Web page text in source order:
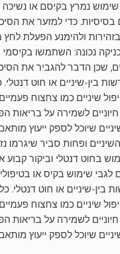
3. שבר שן: נדירים, שימוש נמרץ
כדי למזער את
בזהירות ולהימנע הפעלת
החניכיים או משטחי השן. 2. טכניקה
בין-שיניים או חוט דנטלי.
שיניים כמו צחצוח
חיוניים לשמירה על
שיוכל לספק ייעוץ
השיניים ופחות סביר שיגרמו
דנטלי וביקור קבוע
שימוש בקיס או בטיפולי
שיניים או חוט דנטלי.
שיניים כמו צחצוח
חיוניים לשמירה על
שיוכל לספק ייעוץ